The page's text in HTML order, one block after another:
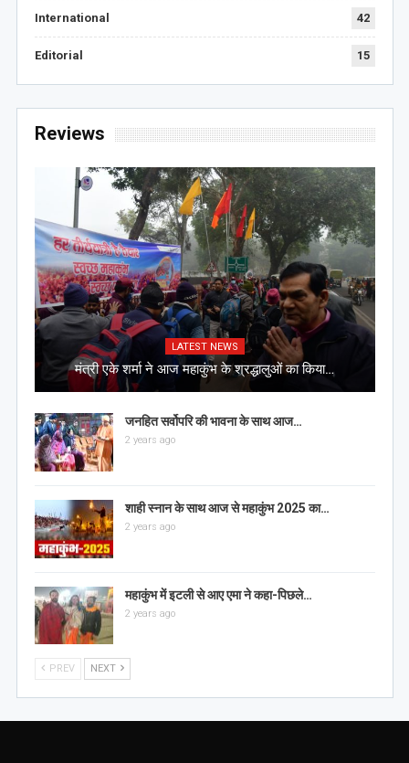
International 42
Editorial 15
Reviews
LATEST NEWS
मंत्री एके शर्मा ने आज महाकुंभ के श्रद्धालुओं का किया…
जनहित सर्वोपरि की भावना के साथ आज…
2 years ago
शाही स्नान के साथ आज से महाकुंभ 2025 का…
2 years ago
महाकुंभ में इटली से आए एमा ने कहा-पिछले…
2 years ago
PREV NEXT